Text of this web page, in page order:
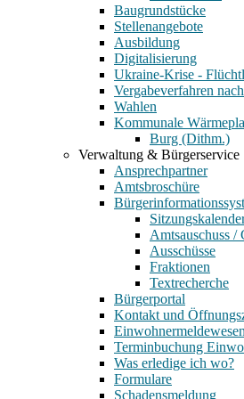
Baugrundstücke
Stellenangebote
Ausbildung
Digitalisierung
Ukraine-Krise -
Vergabeverfahren
Wahlen
Kommunale
Burg (Dithm.)
Verwaltung & Bürgerservice
Ansprechpartner
Amtsbroschüre
Amtsauschuss /
Ausschüsse
Fraktionen
Textrecherche
Bürgerportal
Kontakt und
Einwohnermeldewesen
Terminbuchung
Was erledige ich wo?
Formulare
Schadensmeldung